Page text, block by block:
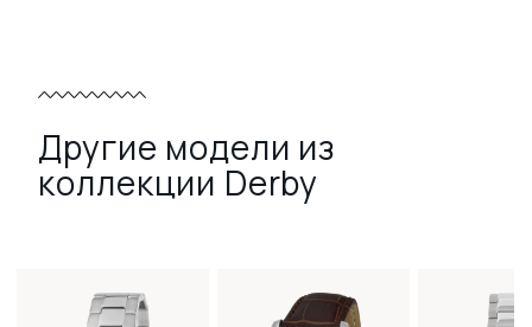
Другие модели из
коллекции Derby